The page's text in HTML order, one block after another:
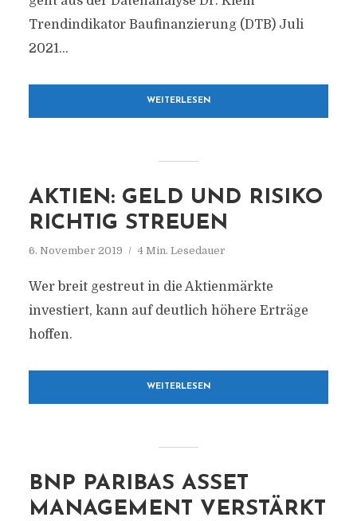
Trendindikator Baufinanzierung (DTB) Juli
2021...
WEITERLESEN
AKTIEN: GELD UND RISIKO
RICHTIG STREUEN
6. November 2019 4 Min. Lesedauer
Wer breit gestreut in die Aktienmärkte
investiert, kann auf deutlich höhere Erträge
hoffen.
WEITERLESEN
BNP PARIBAS ASSET
MANAGEMENT VERSTÄRKT